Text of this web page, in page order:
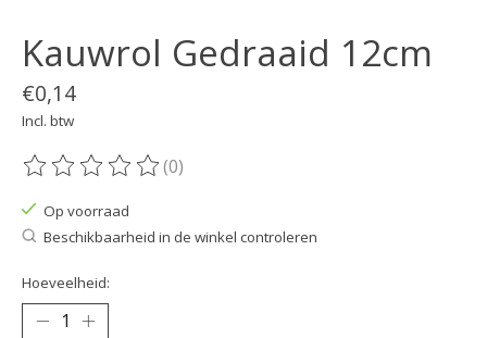
Kauwrol Gedraaid 12cm
€0,14
Incl. btw
De beoordeling van dit product is
(0)
Op voorraad
Beschikbaarheid in de winkel controleren
Hoeveelheid: